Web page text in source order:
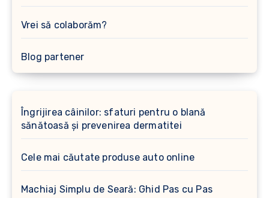
Vrei să colaborăm?
Blog partener
Îngrijirea câinilor: sfaturi pentru o blană
sănătoasă și prevenirea dermatitei
Cele mai căutate produse auto online
Machiaj Simplu de Seară: Ghid Pas cu Pas